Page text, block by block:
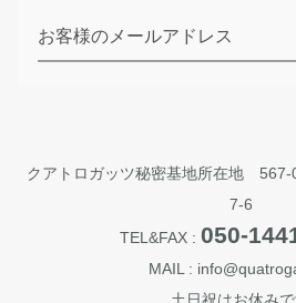
お客様のメールアドレス
クアトロガッツ秘密基地所在地 567-
7-6
TEL&FAX : 050-
MAIL :